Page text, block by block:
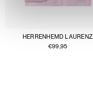
HERRENHEMD LAURENZ
€99,95